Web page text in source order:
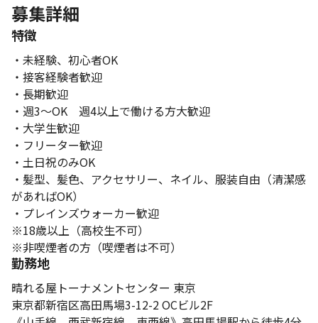
募集詳細
特徴
・未経験、初心者OK
・接客経験者歓迎
・長期歓迎
・週3～OK 週4以上で働ける方大歓迎
・大学生歓迎
・フリーター歓迎
・土日祝のみOK
・髪型、髪色、アクセサリー、ネイル、服装自由（清潔感
があればOK）
・プレインズウォーカー歓迎
※18歳以上（高校生不可）
※非喫煙者の方（喫煙者は不可）
勤務地
晴れる屋トーナメントセンター 東京
東京都新宿区高田馬場3-12-2 OCビル2F